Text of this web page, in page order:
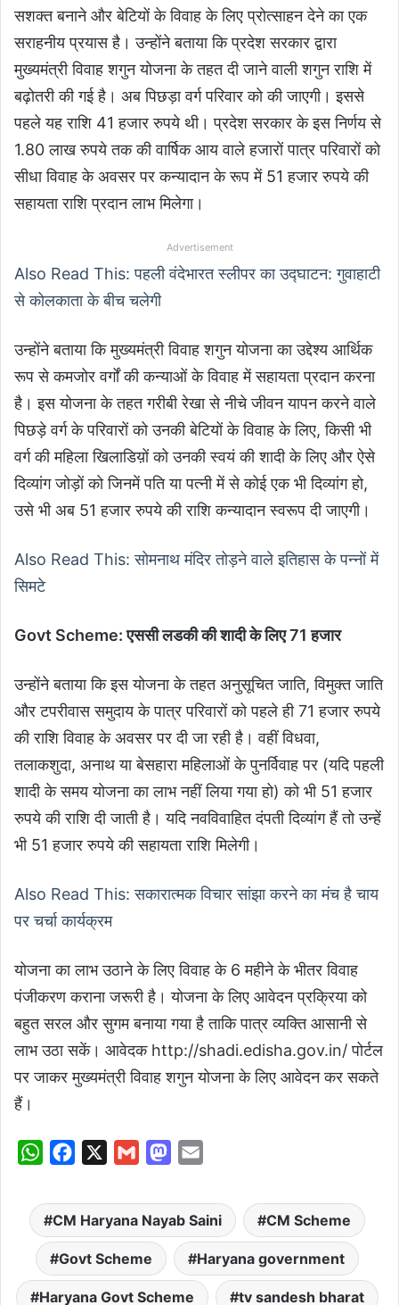
सशक्त बनाने और बेटियों के विवाह के लिए प्रोत्साहन देने का एक
सराहनीय प्रयास है। उन्होंने बताया कि प्रदेश सरकार द्वारा
मुख्यमंत्री विवाह शगुन योजना के तहत दी जाने वाली शगुन राशि में
बढ़ोतरी की गई है। अब पिछड़ा वर्ग परिवार को की जाएगी। इससे
पहले यह राशि 41 हजार रुपये थी। प्रदेश सरकार के इस निर्णय से
1.80 लाख रुपये तक की वार्षिक आय वाले हजारों पात्र परिवारों को
सीधा विवाह के अवसर पर कन्यादान के रूप में 51 हजार रुपये की
सहायता राशि प्रदान लाभ मिलेगा।
Advertisement
Also Read This: पहली वंदेभारत स्लीपर का उद्घाटन: गुवाहाटी
से कोलकाता के बीच चलेगी
उन्होंने बताया कि मुख्यमंत्री विवाह शगुन योजना का उद्देश्य आर्थिक
रूप से कमजोर वर्गों की कन्याओं के विवाह में सहायता प्रदान करना
है। इस योजना के तहत गरीबी रेखा से नीचे जीवन यापन करने वाले
पिछड़े वर्ग के परिवारों को उनकी बेटियों के विवाह के लिए, किसी भी
वर्ग की महिला खिलाडिय़ों को उनकी स्वयं की शादी के लिए और ऐसे
दिव्यांग जोड़ों को जिनमें पति या पत्नी में से कोई एक भी दिव्यांग हो,
उसे भी अब 51 हजार रुपये की राशि कन्यादान स्वरूप दी जाएगी।
Also Read This: सोमनाथ मंदिर तोड़ने वाले इतिहास के पन्नों में
सिमटे
Govt Scheme: एससी लडकी की शादी के लिए 71 हजार
उन्होंने बताया कि इस योजना के तहत अनुसूचित जाति, विमुक्त जाति
और टपरीवास समुदाय के पात्र परिवारों को पहले ही 71 हजार रुपये
की राशि विवाह के अवसर पर दी जा रही है। वहीं विधवा,
तलाकशुदा, अनाथ या बेसहारा महिलाओं के पुनर्विवाह पर (यदि पहली
शादी के समय योजना का लाभ नहीं लिया गया हो) को भी 51 हजार
रुपये की राशि दी जाती है। यदि नवविवाहित दंपती दिव्यांग हैं तो उन्हें
भी 51 हजार रुपये की सहायता राशि मिलेगी।
Also Read This: सकारात्मक विचार सांझा करने का मंच है चाय
पर चर्चा कार्यक्रम
योजना का लाभ उठाने के लिए विवाह के 6 महीने के भीतर विवाह
पंजीकरण कराना जरूरी है। योजना के लिए आवेदन प्रक्रिया को
बहुत सरल और सुगम बनाया गया है ताकि पात्र व्यक्ति आसानी से
लाभ उठा सकें। आवेदक http://shadi.edisha.gov.in/ पोर्टल
पर जाकर मुख्यमंत्री विवाह शगुन योजना के लिए आवेदन कर सकते
हैं।
W
a
t
A
c
e
b
o
a
l
M
s
t
o
d
a
i
l
CM Haryana Nayab Saini CM Scheme
Govt Scheme Haryana government
Haryana Govt Scheme tv sandesh bharat